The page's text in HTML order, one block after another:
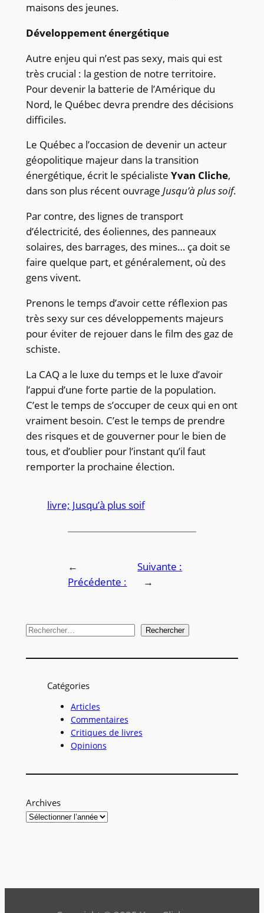
maisons des jeunes.
Développement énergétique
Autre enjeu qui n’est pas sexy, mais qui est
très crucial : la gestion de notre territoire.
Pour devenir la batterie de l’Amérique du
Nord, le Québec devra prendre des décisions
difficiles.
Le Québec a l’occasion de devenir un acteur
géopolitique majeur dans la transition
énergétique, écrit le spécialiste Yvan Cliche,
dans son plus récent ouvrage Jusqu’à plus soif.
Par contre, des lignes de transport
d’électricité, des éoliennes, des panneaux
solaires, des barrages, des mines… ça doit se
faire quelque part, et généralement, où des
gens vivent.
Prenons le temps d’avoir cette réflexion pas
très sexy sur ces développements majeurs
pour éviter de rejouer dans le film des gaz de
schiste.
La CAQ a le luxe du temps et le luxe d’avoir
l’appui d’une forte partie de la population.
C’est le temps de s’occuper de ceux qui en ont
vraiment besoin. C’est le temps de prendre
des risques et de gouverner pour le bien de
tous, et d’oublier pour l’instant qu’il faut
remporter la prochaine élection.
livre; Jusqu’à plus soif
←
Précédente :
Suivante :
→
R
c
Rechercher
Catégories
Articles
Commentaires
Critiques de livres
Opinions
Archives